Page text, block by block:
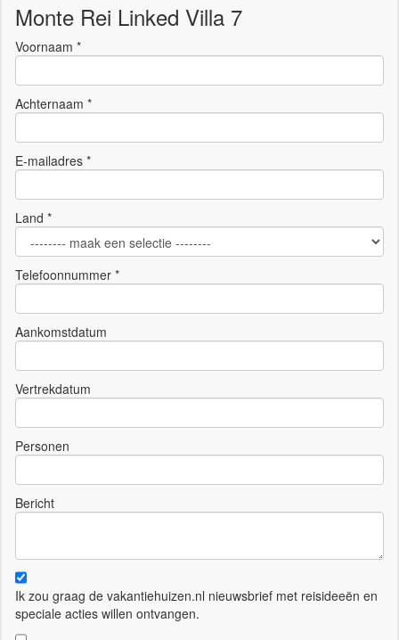
Monte Rei Linked Villa 7
Voornaam *
Achternaam *
E-mailadres *
Land *
Telefoonnummer *
Aankomstdatum
Vertrekdatum
Personen
Bericht
Ik zou graag de vakantiehuizen.nl nieuwsbrief met reisideeën en
speciale acties willen ontvangen.